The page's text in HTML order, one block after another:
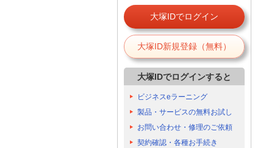
大塚IDでログイン
大塚ID新規登録（無料）
大塚IDでログインすると
ビジネスeラーニング
製品・サービスの無料お試し
お問い合わせ・修理のご依頼
契約確認・各種お手続き